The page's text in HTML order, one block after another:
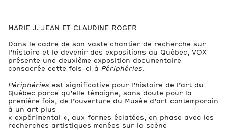
MARIE J. JEAN ET CLAUDINE ROGER
Dans le cadre de son vaste chantier de recherche sur
l’histoire et le devenir des expositions au Québec, VOX
présente une deuxième exposition documentaire
consacrée cette fois-ci à Périphéries.
Périphéries est significative pour l’histoire de l’art du
Québec parce qu’elle témoigne, sans doute pour la
première fois, de l’ouverture du Musée d’art contemporain
à un art plus
« expérimental », aux formes éclatées, en phase avec les
recherches artistiques menées sur la scène